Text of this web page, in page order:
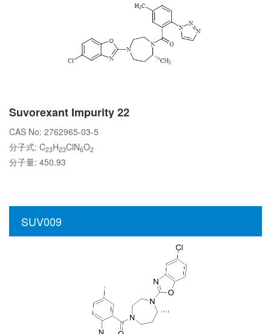
Suvorexant Impurity 22
CAS No: 2762965-03-5
分子式: C23H23ClN6O2
分子量: 450.93
SUV009